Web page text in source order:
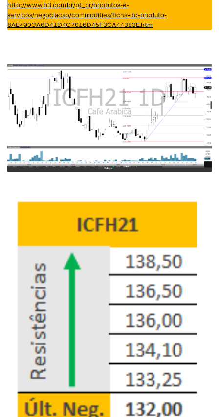
http://www.b3.com.br/pt_br/produtos-e-
servicos/negociacao/commodities/ficha-do-produto-
8AE490CA6D41D4C7016D45F3CA44383E.htm